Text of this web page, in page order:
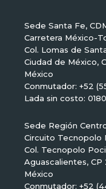
Sede Santa Fe,
Carretera México-
Col. Lomas de
Ciudad de México,
México
Conmutador: +52
Lada sin costo:
Sede Región
Circuito Tecnopolo
Col. Tecnopolo
Aguascalientes, CP
México
Conmutador: +52